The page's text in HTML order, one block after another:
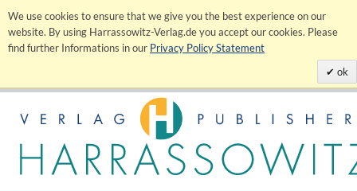
We use cookies to ensure that we give you the best experience on our
website. By using Harrassowitz-Verlag.de you accept our cookies. Please
find further Informations in our Privacy Policy Statement
ok